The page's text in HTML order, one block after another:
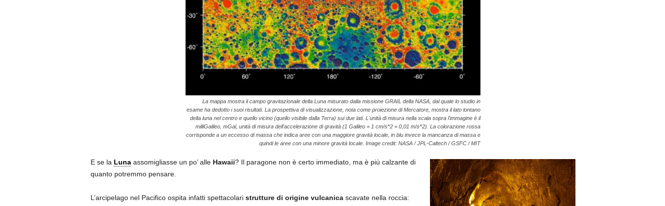
La mappa mostra il campo gravitazionale della Luna misurato dalla missione GRAIL della NASA, dal quale lo studio in
esame ha dedotto i suoi risultati. La prospettiva di visualizzazione, nota come proiezione di Mercatore, mostra il lato lontano
della luna nel centro e quello vicino (quello visibile dalla Terra) sui due lati. L'unità di misura nella scala sopra l'immagine è il
milliGalileo, mGal, unità di misura dell'accelerazione di gravità (1 Galileo = 1 cm/s^2 = 0,01 m/s^2). La colorazione rossa
corrisponde a un eccesso di massa che indica aree con una maggiore gravità locale, in blu invece la mancanza di massa e
quindi le aree con una minore gravità locale. Image credit: NASA / JPL-Caltech / GSFC / MIT
E se la Lunaassomigliasse un po’ alle Hawaii? Il paragone non è certo immediato, ma è più calzante di
quanto potremmo pensare.
L’arcipelago nel Pacifico ospita infatti spettacolari strutture di origine vulcanicascavate nella roccia: